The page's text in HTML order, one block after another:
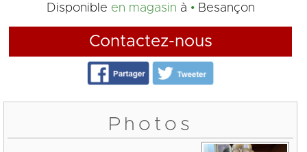
Disponible en magasin à Besançon
Contactez-nous
Photos